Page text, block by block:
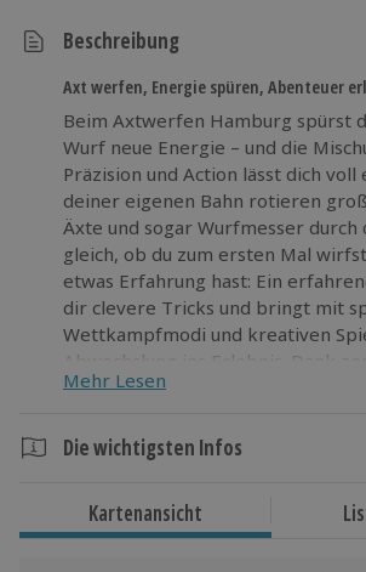
Beschreibung
Axt werfen, Energie spüren, Abenteuer
Beim Axtwerfen Hamburg spürst
Wurf neue Energie – und die
Präzision und Action lässt dich voll
deiner eigenen Bahn rotieren
Äxte und sogar Wurfmesser durch
gleich, ob du zum ersten Mal
etwas Erfahrung hast: Ein
dir clevere Tricks und bringt mit
Wettkampfmodi und kreativen
Abwechslung ins Erlebnis. Dank
Hamburg-Barmbek seid ihr schnell
Wetter. Bereit, dich mal so richtig
Dann schnapp dir ein paar
Abenteuer!
Mehr Lesen
Die wichtigsten Infos
Ca. 1,5 Stunden
Kartenansicht